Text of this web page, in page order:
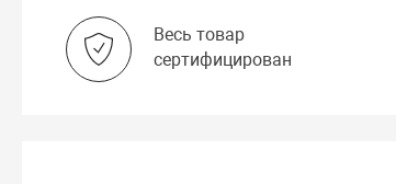
Весь товар
сертифицирован